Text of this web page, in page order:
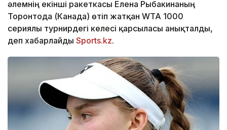
әлемнің екінші ракеткасы Елена Рыбакинаның
Торонтода (Канада) өтіп жатқан WTA 1000
сериялы турнирдегі келесі қарсыласы анықталды,
деп хабарлайды Sports.kz.